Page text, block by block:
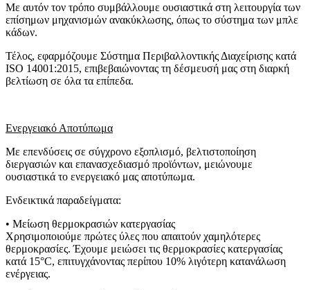
Με αυτόν τον τρόπο συμβάλλουμε ουσιαστικά στη λειτουργία των
επίσημων μηχανισμών ανακύκλωσης, όπως το σύστημα των μπλε
κάδων.
Τέλος, εφαρμόζουμε Σύστημα Περιβαλλοντικής Διαχείρισης κατά
ISO 14001:2015, επιβεβαιώνοντας τη δέσμευσή μας στη διαρκή
βελτίωση σε όλα τα επίπεδα.
Ενεργειακό Αποτύπωμα
Με επενδύσεις σε σύγχρονο εξοπλισμό, βελτιστοποίηση
διεργασιών και επανασχεδιασμό προϊόντων, μειώνουμε
ουσιαστικά το ενεργειακό μας αποτύπωμα.
Ενδεικτικά παραδείγματα:
• Μείωση θερμοκρασιών κατεργασίας
Χρησιμοποιούμε πρώτες ύλες που απαιτούν χαμηλότερες
θερμοκρασίες. Έχουμε μειώσει τις θερμοκρασίες κατεργασίας
κατά 15°C, επιτυγχάνοντας περίπου 10% λιγότερη κατανάλωση
ενέργειας.